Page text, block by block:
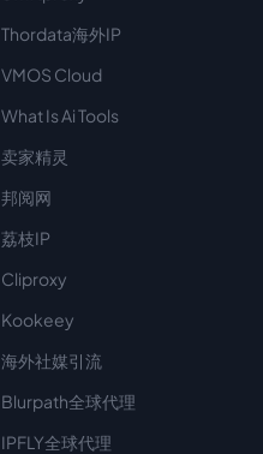
Thordata海外IP
VMOS Cloud
What Is Ai Tools
卖家精灵
邦阅网
荔枝IP
Cliproxy
Kookeey
海外社媒引流
Blurpath全球代理
IPFLY全球代理